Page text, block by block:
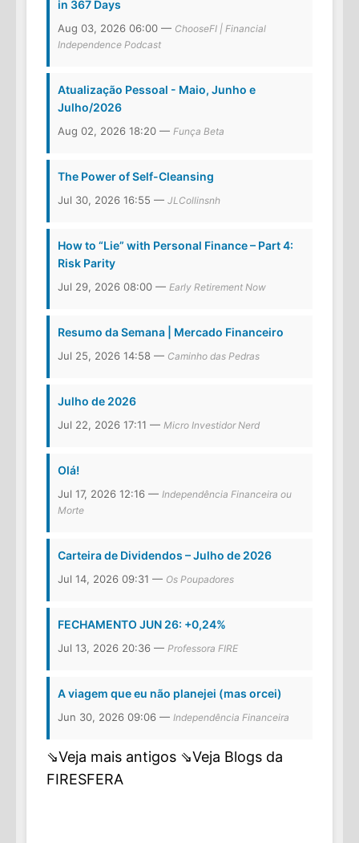
in 367 Days
Aug 03, 2026 06:00 — ChooseFI | Financial
Independence Podcast
Atualização Pessoal - Maio, Junho e
Julho/2026
Aug 02, 2026 18:20 — Funça Beta
The Power of Self-Cleansing
Jul 30, 2026 16:55 — JLCollinsnh
How to “Lie” with Personal Finance – Part 4:
Risk Parity
Jul 29, 2026 08:00 — Early Retirement Now
Resumo da Semana | Mercado Financeiro
Jul 25, 2026 14:58 — Caminho das Pedras
Julho de 2026
Jul 22, 2026 17:11 — Micro Investidor Nerd
Olá!
Jul 17, 2026 12:16 — Independência Financeira ou
Morte
Carteira de Dividendos – Julho de 2026
Jul 14, 2026 09:31 — Os Poupadores
FECHAMENTO JUN 26: +0,24%
Jul 13, 2026 20:36 — Professora FIRE
A viagem que eu não planejei (mas orcei)
Jun 30, 2026 09:06 — Independência Financeira
⇘Veja mais antigos ⇘Veja Blogs da
FIRESFERA